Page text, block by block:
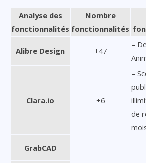
Analyse des
fonctionnalités
Nombre
fonctionnalités
Alibre Design +47
–
Clara.io +6
–
de
mois
GrabCAD